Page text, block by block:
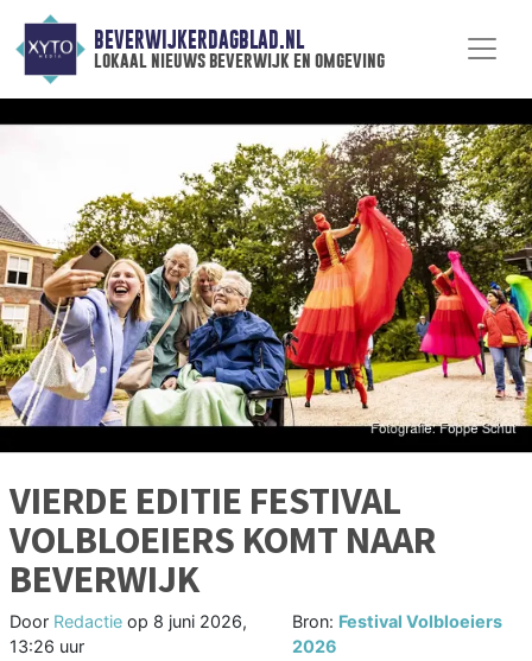
BEVERWIJKERDAGBLAD.NL
lokaal nieuws beverwijk en omgeving
VIERDE EDITIE FESTIVAL
VOLBLOEIERS KOMT NAAR
BEVERWIJK
Door Redactie op 8 juni 2026,
13:26 uur
Bron: Festival Volbloeiers
2026